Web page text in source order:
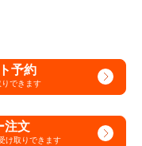
予約
できます
注文
け取りできます